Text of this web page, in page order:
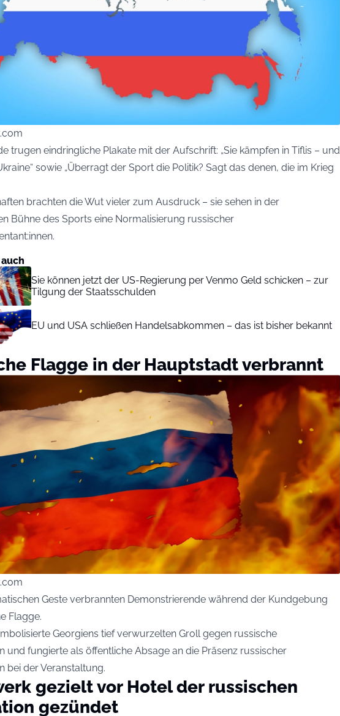
trugen eindringliche Plakate mit der Aufschrift: „Sie kämpfen in Tiflis – und
sowie „Überragt der Sport die Politik? Sagt das denen, die im Krieg
brachten die Wut vieler zum Ausdruck – sie sehen in der
Bühne des Sports eine Normalisierung russischer
Sie können jetzt der US-Regierung per Venmo Geld schicken – zur
Tilgung der Staatsschulden
EU und USA schließen Handelsabkommen – das ist bisher bekannt
Flagge in der Hauptstadt verbrannt
Geste verbrannten Demonstrierende während der Kundgebung
Flagge.
Georgiens tief verwurzelten Groll gegen russische
und fungierte als öffentliche Absage an die Präsenz russischer
bei der Veranstaltung.
gezielt vor Hotel der russischen
gezündet